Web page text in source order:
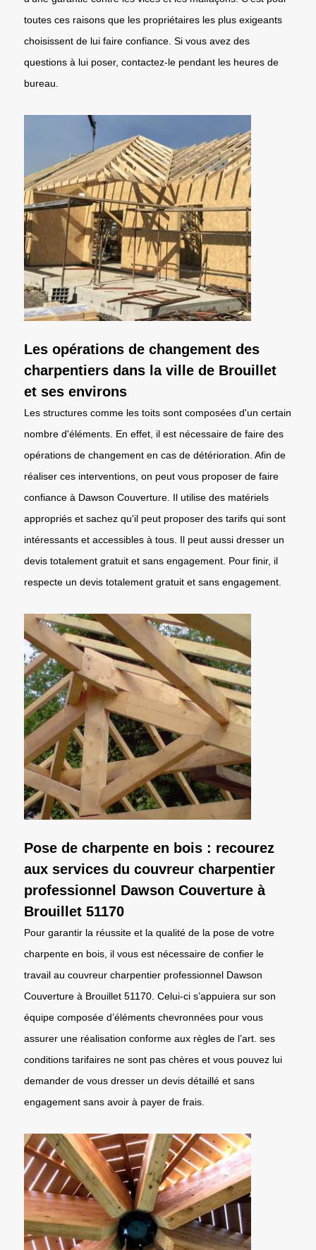
toutes ces raisons que les propriétaires les plus exigeants
choisissent de lui faire confiance. Si vous avez des
questions à lui poser, contactez-le pendant les heures de
bureau.
Les opérations de changement des
charpentiers dans la ville de Brouillet
et ses environs
Les structures comme les toits sont composées d'un certain
nombre d'éléments. En effet, il est nécessaire de faire des
opérations de changement en cas de détérioration. Afin de
réaliser ces interventions, on peut vous proposer de faire
confiance à Dawson Couverture. Il utilise des matériels
appropriés et sachez qu'il peut proposer des tarifs qui sont
intéressants et accessibles à tous. Il peut aussi dresser un
devis totalement gratuit et sans engagement. Pour finir, il
respecte un devis totalement gratuit et sans engagement.
Pose de charpente en bois : recourez
aux services du couvreur charpentier
professionnel Dawson Couverture à
Brouillet 51170
Pour garantir la réussite et la qualité de la pose de votre
charpente en bois, il vous est nécessaire de confier le
travail au couvreur charpentier professionnel Dawson
Couverture à Brouillet 51170. Celui-ci s’appuiera sur son
équipe composée d’éléments chevronnées pour vous
assurer une réalisation conforme aux règles de l’art. ses
conditions tarifaires ne sont pas chères et vous pouvez lui
demander de vous dresser un devis détaillé et sans
engagement sans avoir à payer de frais.